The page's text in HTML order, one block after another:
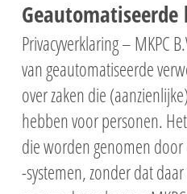
Privacyverklaring – MKPC
van geautomatiseerde
over zaken die
hebben voor personen.
die worden genomen
-systemen, zonder dat